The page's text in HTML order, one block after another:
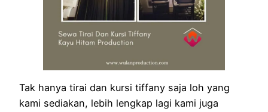
Tak hanya tirai dan kursi tiffany saja loh yang
kami sediakan, lebih lengkap lagi kami juga